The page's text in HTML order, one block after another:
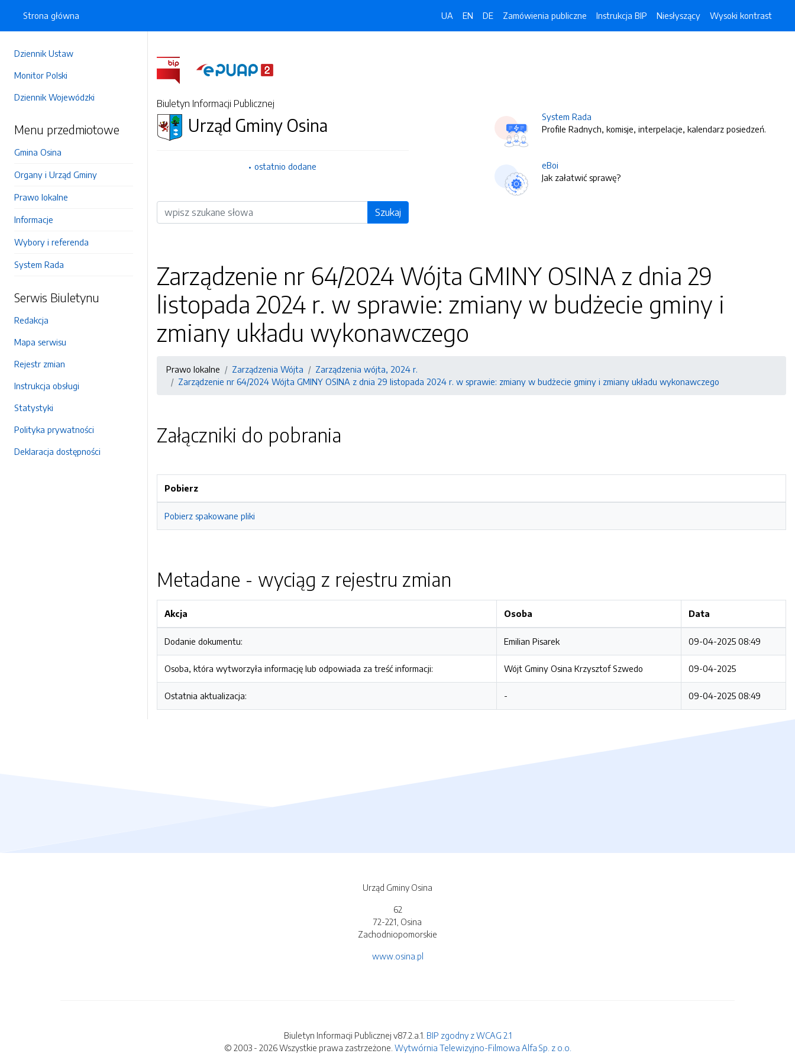
Dziennik Ustaw
Monitor Polski
Dziennik Wojewódzki
Menu przedmiotowe
Gmina Osina
Organy i Urząd Gminy
Prawo lokalne
Informacje
Wybory i referenda
System Rada
Serwis Biuletynu
Redakcja
Mapa serwisu
Rejestr zmian
Instrukcja obsługi
Statystyki
Polityka prywatności
Deklaracja dostępności
Strona główna UA EN DE Zamówienia publiczne Instrukcja BIP Niesłyszący Wysoki kontrast
Biuletyn Informacji Publicznej
Urząd Gminy Osina
ostatnio dodane
Wyszukiwarka Szukaj
System Rada
Profile Radnych, komisje, interpelacje, kalendarz posiedzeń.
eBoi
Jak załatwić sprawę?
Zarządzenie nr 64/2024 Wójta GMINY OSINA z dnia 29
listopada 2024 r. w sprawie: zmiany w budżecie gminy i
zmiany układu wykonawczego
Prawo lokalne Zarządzenia Wójta
Zarządzenia wójta, 2024 r.
Zarządzenie nr 64/2024 Wójta GMINY OSINA z dnia 29 listopada 2024 r. w sprawie: zmiany w budżecie gminy i zmiany układu wykonawczego
Załączniki do pobrania
Pobierz
Pobierz spakowane pliki
Metadane - wyciąg z rejestru zmian
Akcja Osoba Data
Dodanie dokumentu: Emilian Pisarek 09-04-2025 08:49
Osoba, która wytworzyła informację lub odpowiada za treść informacji: Wójt Gminy Osina Krzysztof Szwedo 09-04-2025
Ostatnia aktualizacja: - 09-04-2025 08:49
Urząd Gminy Osina
62
72-221, Osina
Zachodniopomorskie
www.osina.pl
Biuletyn Informacji Publicznej v87.2.a.1. BIP zgodny z WCAG 2.1
© 2003 - 2026 Wszystkie prawa zastrzeżone. Wytwórnia Telewizyjno-Filmowa Alfa Sp. z o.o.